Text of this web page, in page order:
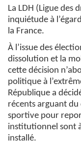
La LDH (Ligue des
inquiétude à
la France.
À l’issue des
dissolution et la
cette décision
politique à
République a
récents arguant
sportive pour
institutionnel sont
installé.